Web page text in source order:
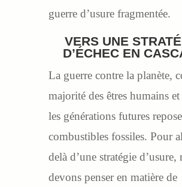
guerre d’usure fragmentée.
VERS UNE
D’ÉCHEC EN
La guerre contre la planète,
majorité des êtres humains
les générations futures
combustibles fossiles. Pour
delà d’une stratégie d’usure,
devons penser en matière de